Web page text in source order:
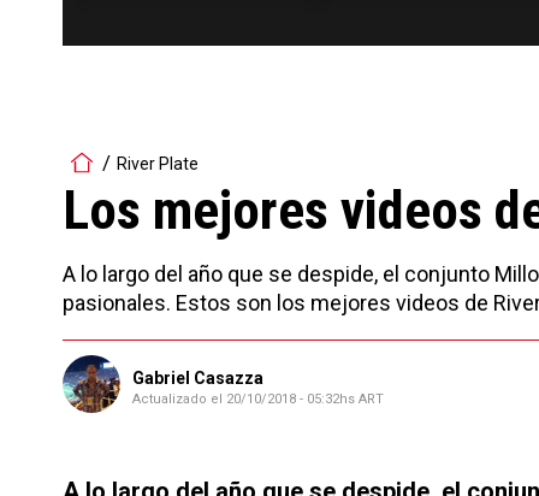
River Plate
Los mejores videos
A lo largo del año que se despide, el conjunto
pasionales. Estos son los mejores videos de
Gabriel Casazza
Actualizado el 20/10/2018 - 05:32hs ART